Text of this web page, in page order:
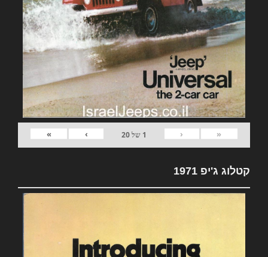
«
‹
1 של20
›
»
קטלוג ג'יפ 1971